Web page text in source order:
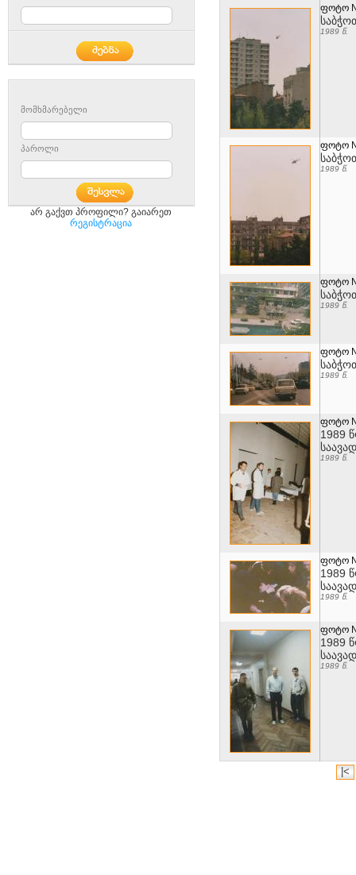
მომხმარებელი
პაროლი
არ გაქვთ პროფილი? გაიარეთ
რეგისტრაცია
ფოტო
1989 წ.
ფოტო
1989 წ.
ფოტო
1989 წ.
ფოტო
1989 წ.
ფოტო
1989
1989 წ.
ფოტო
1989
1989 წ.
ფოტო
1989
1989 წ.
|<